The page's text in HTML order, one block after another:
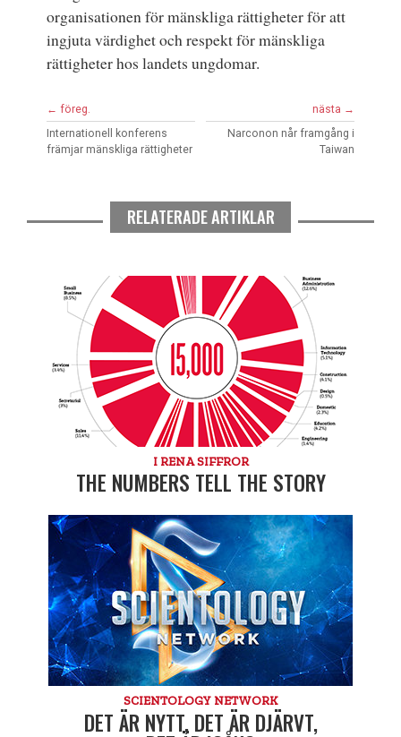
organisationen för mänskliga rättigheter för att
ingjuta värdighet och respekt för mänskliga
rättigheter hos landets ungdomar.
← föreg.
Internationell konferens
främjar mänskliga rättigheter
nästa →
Narconon når framgång i
Taiwan
RELATERADE ARTIKLAR
I RENA SIFFROR
THE NUMBERS TELL THE STORY
SCIENTOLOGY NETWORK
DET ÄR NYTT, DET ÄR DJÄRVT,